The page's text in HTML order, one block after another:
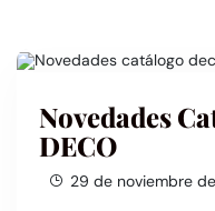
Novedades
DECO
29 de noviembre